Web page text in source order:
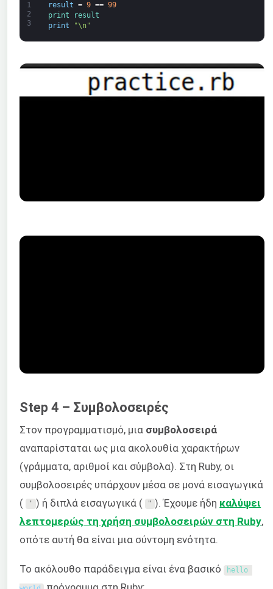
1
2
3
result = 9 == 99
print
result
print
"\n"
Step 4 – Συμβολοσειρές
Στον προγραμματισμό, μια συμβολοσειρά
αναπαρίσταται ως μια ακολουθία χαρακτήρων
(γράμματα, αριθμοί και σύμβολα). Στη Ruby, οι
συμβολοσειρές υπάρχουν μέσα σε μονά εισαγωγικά
(
' ) ή διπλά εισαγωγικά ( " ). Έχουμε ήδη καλύψει
λεπτομερώς τη χρήση συμβολοσειρών στη Ruby,
οπότε αυτή θα είναι μια σύντομη ενότητα.
Το ακόλουθο παράδειγμα είναι ένα βασικό hello